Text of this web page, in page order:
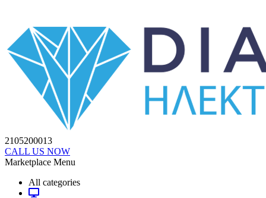
2105200013
CALL US NOW
Marketplace Menu
All categories